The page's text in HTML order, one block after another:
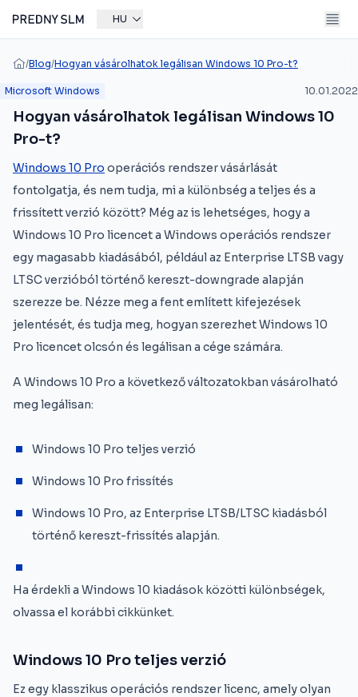
HU
/Blog/Hogyan vásárolhatok legálisan Windows 10 Pro-t?
Microsoft Windows 10.01.2022
Hogyan vásárolhatok legálisan Windows 10
Pro-t?
Windows 10 Pro operációs rendszer vásárlását
fontolgatja, és nem tudja, mi a különbség a teljes és a
frissített verzió között? Még az is lehetséges, hogy a
Windows 10 Pro licencet a Windows operációs rendszer
egy magasabb kiadásából, például az Enterprise LTSB vagy
LTSC verzióból történő kereszt-downgrade alapján
szerezze be. Nézze meg a fent említett kifejezések
jelentését, és tudja meg, hogyan szerezhet Windows 10
Pro licencet olcsón és legálisan a cége számára.
A Windows 10 Pro a következő változatokban vásárolható
meg legálisan:
Windows 10 Pro teljes verzió
Windows 10 Pro frissítés
Windows 10 Pro, az Enterprise LTSB/LTSC kiadásból
történő kereszt-frissítés alapján.
Ha érdekli a Windows 10 kiadások közötti különbségek,
olvassa el korábbi cikkünket.
Windows 10 Pro teljes verzió
Ez egy klasszikus operációs rendszer licenc, amely olyan